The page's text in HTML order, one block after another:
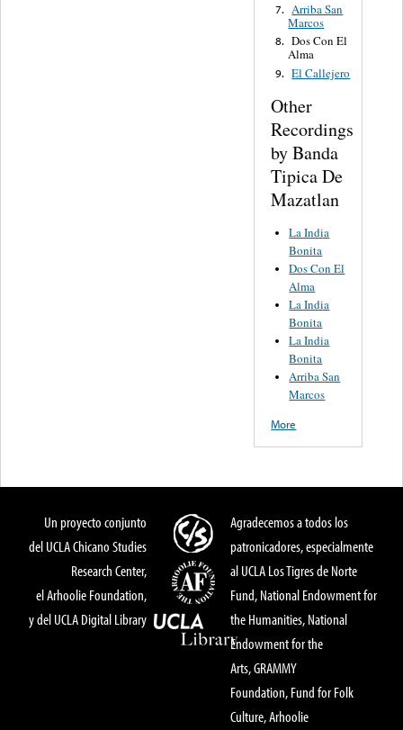
7. Arriba San
Marcos
8. Dos Con El
Alma
9. El Callejero
Other
Recordings
by Banda
Tipica De
Mazatlan
La India
Bonita
Dos Con El
Alma
La India
Bonita
La India
Bonita
Arriba San
Marcos
More
Un proyecto conjunto
del UCLA Chicano Studies
Research Center,
el Arhoolie Foundation,
y del UCLA Digital Library
Agradecemos a todos los
patronicadores, especialmente
al UCLA Los Tigres de Norte
Fund, National Endowment for
the Humanities, National
Endowment for the
Arts, GRAMMY
Foundation, Fund for Folk
Culture, Arhoolie